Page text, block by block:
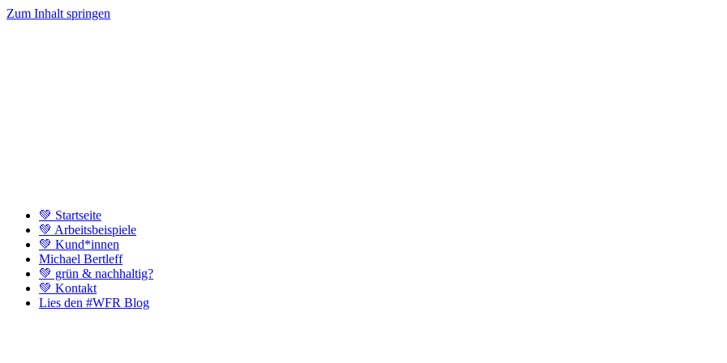
Zum Inhalt springen
💚 Startseite
💚 Arbeitsbeispiele
💚 Kund*innen
Michael Bertleff
💚 grün & nachhaltig?
💚 Kontakt
Lies den #WFR Blog